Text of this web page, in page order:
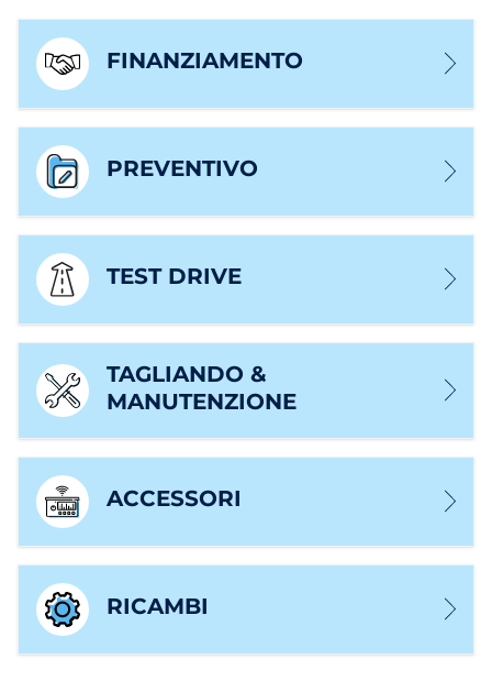
FINANZIAMENTO
PREVENTIVO
TEST DRIVE
TAGLIANDO &
MANUTENZIONE
ACCESSORI
RICAMBI